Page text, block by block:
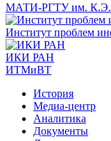
МАТИ-РГТУ им. К.Э.
Институт проблем
ИКИ РАН
ИТМиВТ
История
Медиа-центр
Аналитика
Документы